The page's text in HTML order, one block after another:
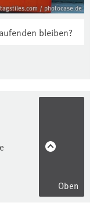
/ photocase.de
bleiben?
Oben